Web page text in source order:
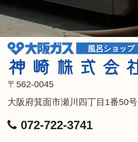
〒562-0045
大阪府箕面市瀬川四丁目1番50号
072-722-3741